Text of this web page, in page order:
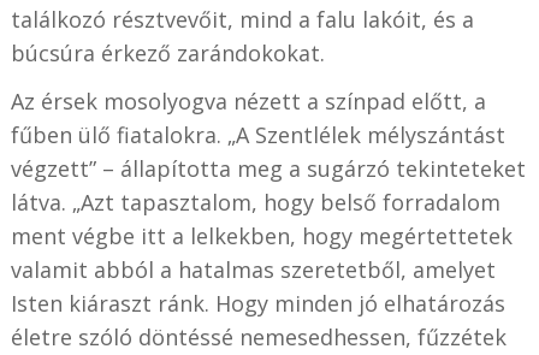
találkozó résztvevőit, mind a falu lakóit, és a
búcsúra érkező zarándokokat.
Az érsek mosolyogva nézett a színpad előtt, a
fűben ülő fiatalokra. „A Szentlélek mélyszántást
végzett” – állapította meg a sugárzó tekinteteket
látva. „Azt tapasztalom, hogy belső forradalom
ment végbe itt a lelkekben, hogy megértettetek
valamit abból a hatalmas szeretetből, amelyet
Isten kiáraszt ránk. Hogy minden jó elhatározás
életre szóló döntéssé nemesedhessen, fűzzétek